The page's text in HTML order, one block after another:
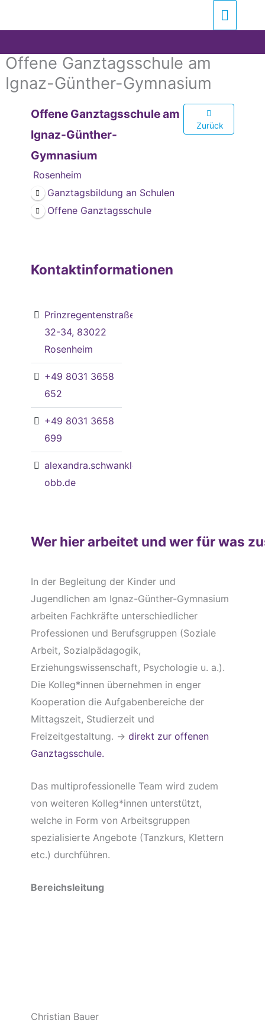
Offene Ganztagsschule am
Ignaz-Günther-Gymnasium
Offene Ganztagsschule am
Ignaz-Günther-
Gymnasium
Rosenheim
Ganztagsbildung an Schulen
Offene Ganztagsschule
Zurück
Kontaktinformationen
Prinzregentenstraße
32-34, 83022
Rosenheim
+49 8031 3658
652
+49 8031 3658
699
alexandra.schwankl@jh-
obb.de
Wer hier arbeitet und wer für was
In der Begleitung der Kinder und
Jugendlichen am Ignaz-Günther-Gymnasium
arbeiten Fachkräfte unterschiedlicher
Professionen und Berufsgruppen (Soziale
Arbeit, Sozialpädagogik,
Erziehungswissenschaft, Psychologie u. a.).
Die Kolleg*innen übernehmen in enger
Kooperation die Aufgabenbereiche der
Mittagszeit, Studierzeit und
Freizeitgestaltung. -> direkt zur offenen
Ganztagsschule.
Das multiprofessionelle Team wird zudem
von weiteren Kolleg*innen unterstützt,
welche in Form von Arbeitsgruppen
spezialisierte Angebote (Tanzkurs, Klettern
etc.) durchführen.
Bereichsleitung
Christian Bauer